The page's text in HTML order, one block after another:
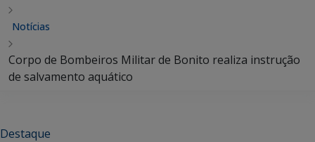
Notícias
Corpo de Bombeiros Militar de Bonito realiza instrução
de salvamento aquático
Destaque